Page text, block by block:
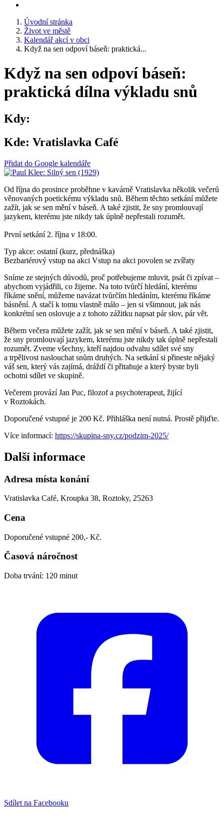
Úvodní stránka
Život ve městě
Kalendář akcí v obci
Když na sen odpoví báseň: praktická...
Když na sen odpoví báseň:
praktická dílna výkladu snů
Kdy:
Kde: Vratislavka Café
Přidat do Google kalendáře
Od října do prosince proběhne v kavárně Vratislavka několik večerů
věnovaných poetickému výkladu snů. Během těchto setkání můžete
zažít, jak se sen mění v báseň. A také zjistit, že sny promlouvají
jazykem, kterému jste nikdy tak úplně nepřestali rozumět.
První setkání 2. října v 18:00.
Typ akce: ostatní (kurz, přednáška)
Bezbariérový vstup na akci Vstup na akci povolen se zvířaty
Sníme ze stejných důvodů, proč potřebujeme mluvit, psát či zpívat –
abychom vyjádřili, co žijeme. Na toto tvůrčí hledání, kterému
říkáme snění, můžeme navázat tvůrčím hledáním, kterému říkáme
básnění. A stačí k tomu vlastně málo – jen si všimnout, jak nás
konkrétní sen oslovuje a z tohoto zážitku napsat pár slov, pár vět.
Během večera můžete zažít, jak se sen mění v báseň. A také zjistit,
že sny promlouvají jazykem, kterému jste nikdy tak úplně nepřestali
rozumět. Zveme všechny, kteří najdou odvahu sdílet své sny
a trpělivost naslouchat snům druhých. Na setkání si přineste nějaký
váš sen, který vás zajímá, dráždí či přitahuje a který byste byli
ochotni sdílet ve skupině.
Večerem provází Jan Puc, filozof a psychoterapeut, žijící
v Roztokách.
Doporučené vstupné je 200 Kč. Přihláška není nutná. Prostě přijďte.
Více informací: https://skupina-sny.cz/podzim-2025/
Další informace
Adresa místa konání
Vratislavka Café, Kroupka 38, Roztoky, 25263
Cena
Doporučené vstupné 200,- Kč.
Časová náročnost
Doba trvání: 120 minut
Sdílet na Facebooku